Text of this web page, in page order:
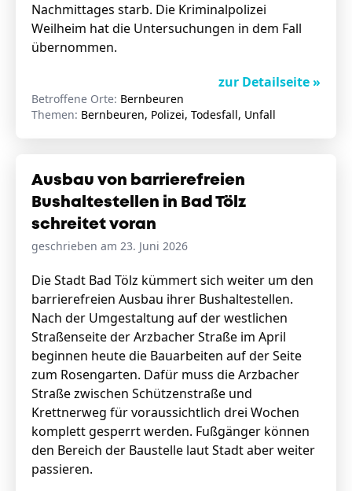
Nachmittages starb. Die Kriminalpolizei
Weilheim hat die Untersuchungen in dem Fall
übernommen.
zur Detailseite »
Betroffene Orte: Bernbeuren
Themen: Bernbeuren, Polizei, Todesfall, Unfall
Ausbau von barrierefreien
Bushaltestellen in Bad Tölz
schreitet voran
geschrieben am 23. Juni 2026
Die Stadt Bad Tölz kümmert sich weiter um den
barrierefreien Ausbau ihrer Bushaltestellen.
Nach der Umgestaltung auf der westlichen
Straßenseite der Arzbacher Straße im April
beginnen heute die Bauarbeiten auf der Seite
zum Rosengarten. Dafür muss die Arzbacher
Straße zwischen Schützenstraße und
Krettnerweg für voraussichtlich drei Wochen
komplett gesperrt werden. Fußgänger können
den Bereich der Baustelle laut Stadt aber weiter
passieren.